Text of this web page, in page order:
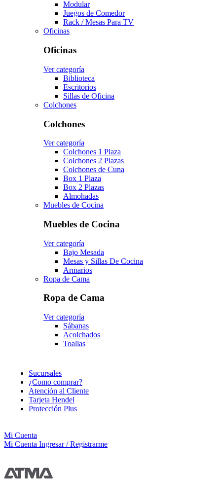
Modular
Juegos de Comedor
Rack / Mesas Para TV
Oficinas
Oficinas
Ver categoría
Biblioteca
Escritorios
Sillas de Oficina
Colchones
Colchones
Ver categoría
Colchones 1 Plaza
Colchones 2 Plazas
Colchones de Cuna
Box 1 Plaza
Box 2 Plazas
Almohadas
Muebles de Cocina
Muebles de Cocina
Ver categoría
Bajo Mesada
Mesas y Sillas De Cocina
Armarios
Ropa de Cama
Ropa de Cama
Ver categoría
Sábanas
Acolchados
Toallas
Sucursales
¿Como comprar?
Atención al Cliente
Tarjeta Hendel
Protección Plus
Mi Cuenta
Mi Cuenta Ingresar / Registrarme